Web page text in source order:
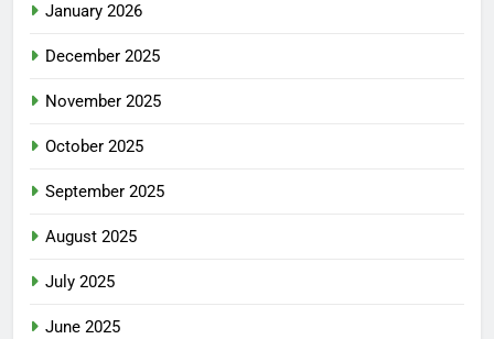
January 2026
December 2025
November 2025
October 2025
September 2025
August 2025
July 2025
June 2025